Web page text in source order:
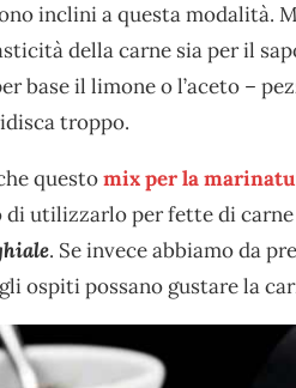
inclini a questa modalità.
della carne sia per il
base il limone o l’aceto –
troppo.
questomix per la
utilizzarlo per fette di
. Se invece abbiamo da
ospiti possano gustare la